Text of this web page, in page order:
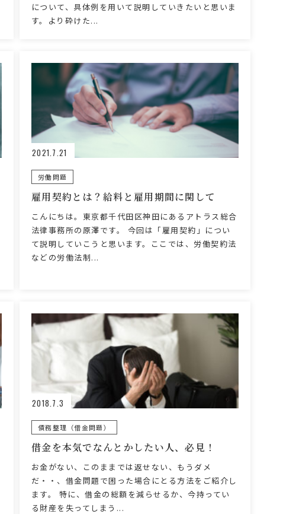
について、具体例を用いて説明していきたいと思いま
す。より砕けた...
2021.7.21
労働問題
雇用契約とは？給料と雇用期間に関して
こんにちは。東京都千代田区神田にあるアトラス総合
法律事務所の原澤です。 今回は「雇用契約」につい
て説明していこうと思います。ここでは、労働契約法
などの労働法制...
2018.7.3
債務整理（借金問題）
借金を本気でなんとかしたい人、必見！
お金がない、このままでは返せない、もうダメ
だ・・、借金問題で困った場合にとる方法をご紹介し
ます。 特に、借金の総額を減らせるか、今持ってい
る財産を失ってしまう...